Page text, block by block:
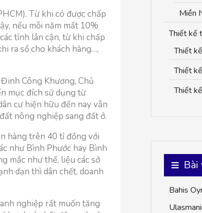
Từ khi có được chấp
nếu mỗi năm mất 10%
tỉnh lân cận, từ khi chấp
ra sổ cho khách hàng…,
Công Khương, Chủ
mục đích sử dụng từ
cư hiện hữu đến nay vẫn
nông nghiệp sang đất ở.
hàng trên 40 tỉ đồng với
như Bình Phước hay Bình
mắc như thế, liệu các sở
dạn thì dân chết, doanh
nghiệp rất muốn tăng
Miền
Thiết kế
Thiết
Thiết
Thiết
Bài
Bahis